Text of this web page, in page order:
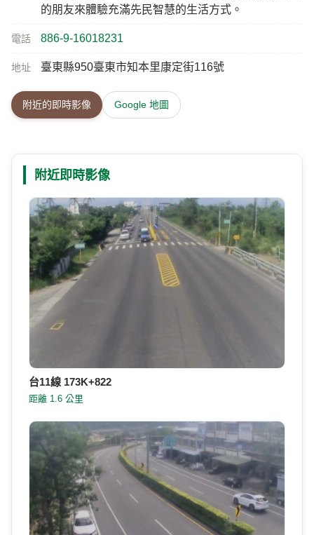
的朋友來體驗充滿先民智慧的生活方式。
電話 886-9-16018231
地址 臺東縣950臺東市知本里康定街116號
附近的即時影像 Google 地圖
附近即時影像
台11線 173K+822
距離 1.6 公里